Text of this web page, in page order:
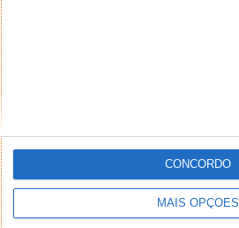
MAIS OPÇÕES
CONCORDO
NEWSLETTER PPLWARE